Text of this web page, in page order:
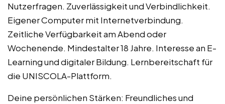
Nutzerfragen. Zuverlässigkeit und Verbindlichkeit.
Eigener Computer mit Internetverbindung.
Zeitliche Verfügbarkeit am Abend oder
Wochenende. Mindestalter 18 Jahre. Interesse an E-
Learning und digitaler Bildung. Lernbereitschaft für
die UNISCOLA-Plattform.
Deine persönlichen Stärken: Freundliches und